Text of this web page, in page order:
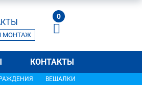
МОНТАЖ
0
КОНТАКТЫ
ВЕШАЛКИ